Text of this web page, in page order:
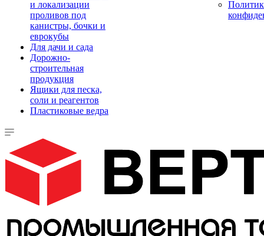
и локализации
проливов под
канистры, бочки и
еврокубы
Для дачи и сада
Дорожно-
строительная
продукция
Ящики для песка,
соли и реагентов
Пластиковые ведра